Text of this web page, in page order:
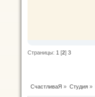
Страницы: 1 [2] 3
СчастливаЯ » Студия»